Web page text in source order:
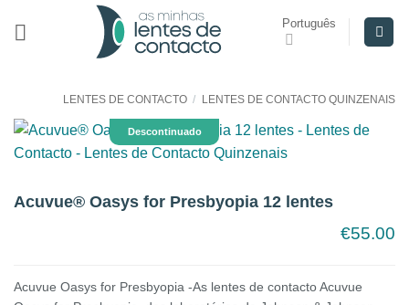
Português
LENTES DE CONTACTO / LENTES DE CONTACTO QUINZENAIS
Descontinuado
Acuvue® Oasys for Presbyopia 12 lentes
€55.00
Acuvue Oasys for Presbyopia -As lentes de contacto Acuvue